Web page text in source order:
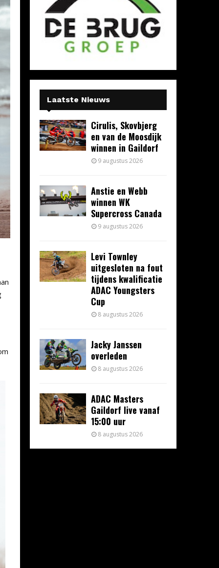
Laatste Nieuws
Cirulis, Skovbjerg
en van de Moosdijk
winnen in Gaildorf
9 augustus 2026
Anstie en Webb
winnen WK
Supercross Canada
9 augustus 2026
Levi Townley
uitgesloten na fout
tijdens kwalificatie
ADAC Youngsters
Cup
8 augustus 2026
Jacky Janssen
overleden
8 augustus 2026
ADAC Masters
Gaildorf live vanaf
15:00 uur
8 augustus 2026